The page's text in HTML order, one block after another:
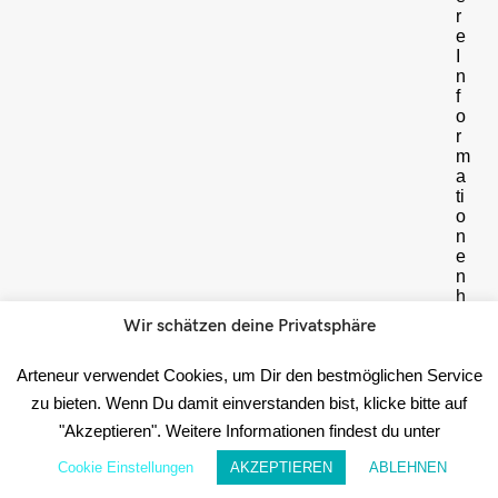
r
e
n
f
o
r
m
a
ti
o
n
e
n
h
☝️
Im
Wir schätzen deine Privatsphäre
Arteneur verwendet Cookies, um Dir den bestmöglichen Service
zu bieten. Wenn Du damit einverstanden bist, klicke bitte auf
"Akzeptieren". Weitere Informationen findest du unter
Cookie Einstellungen AKZEPTIEREN ABLEHNEN